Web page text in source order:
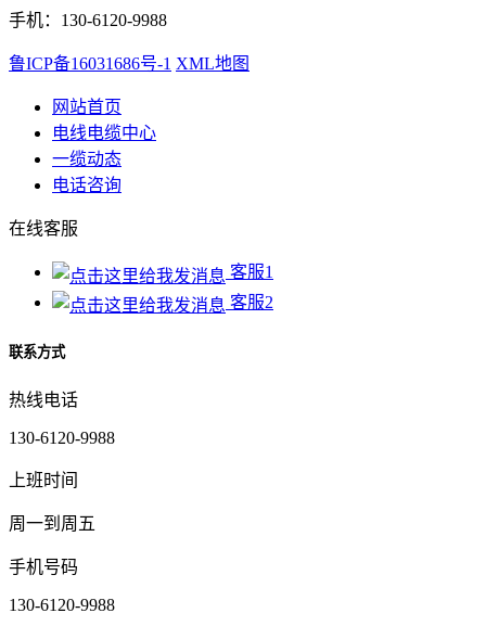
手机：130-6120-9988
鲁ICP备16031686号-1 XML地图
网站首页
电线电缆中心
一缆动态
电话咨询
在线客服
客服1
客服2
联系方式
热线电话
130-6120-9988
上班时间
周一到周五
手机号码
130-6120-9988